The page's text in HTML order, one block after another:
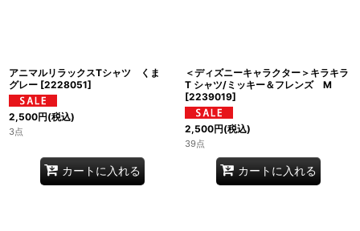
アニマルリラックスTシャツ くま
グレー [2228051]
2,500円(税込)
3点
カートに入れる
＜ディズニーキャラクター＞キラキラ
T シャツ/ミッキー＆フレンズ M
[2239019]
2,500円(税込)
39点
カートに入れる